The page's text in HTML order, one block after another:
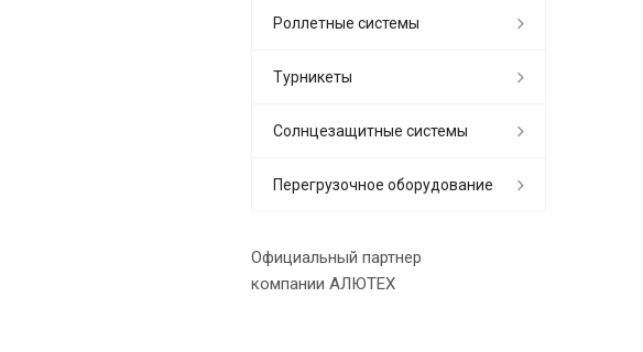
Роллетные системы
Турникеты
Солнцезащитные системы
Перегрузочное оборудование
Официальный партнер
компании АЛЮТЕХ